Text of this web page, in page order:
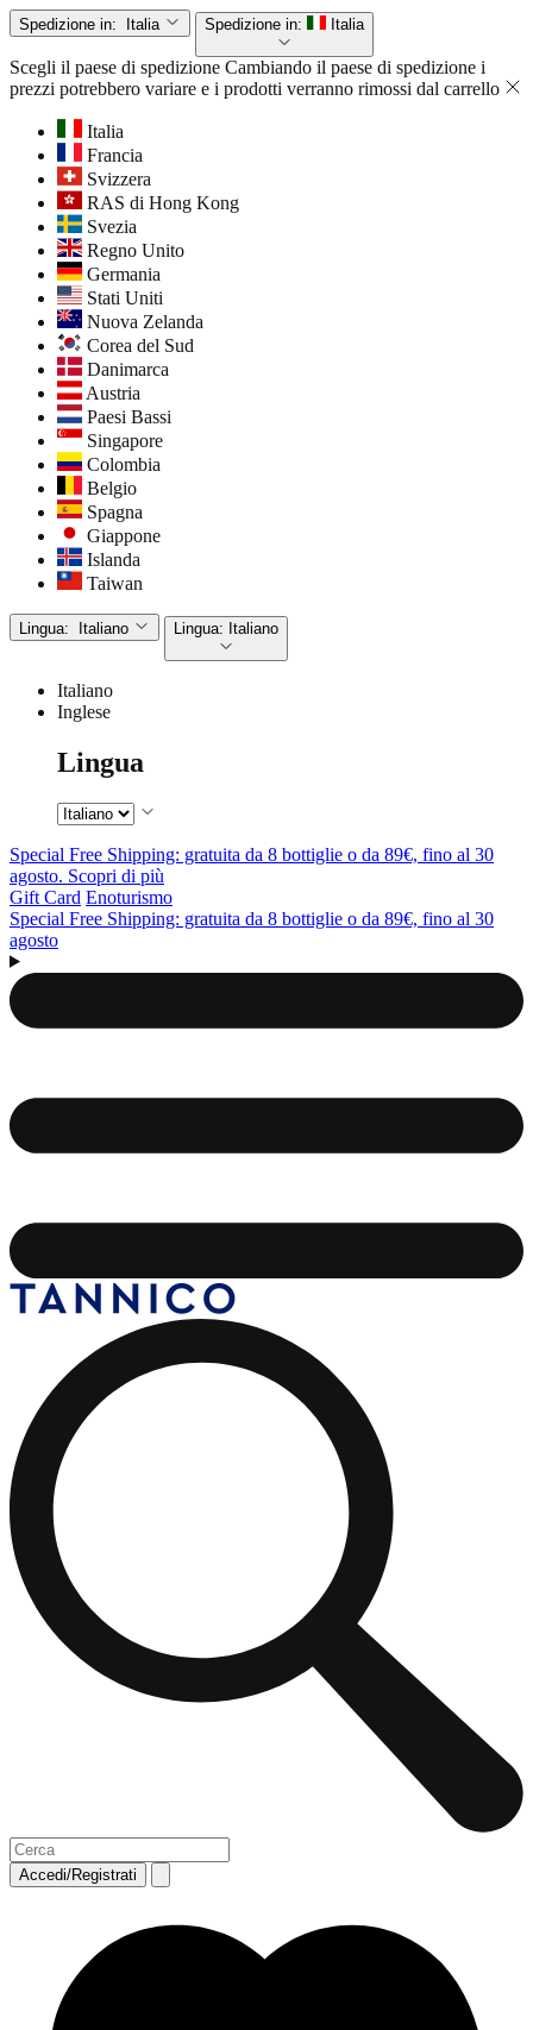
Spedizione in: Italia Spedizione in: Italia
Scegli il paese di spedizione Cambiando il paese di spedizione i
prezzi potrebbero variare e i prodotti verranno rimossi dal carrello
Italia
Francia
Svizzera
RAS di Hong Kong
Svezia
Regno Unito
Germania
Stati Uniti
Nuova Zelanda
Corea del Sud
Danimarca
Austria
Paesi Bassi
Singapore
Colombia
Belgio
Spagna
Giappone
Islanda
Taiwan
Lingua: Italiano Lingua: Italiano
Italiano
Inglese
Lingua
Special Free Shipping: gratuita da 8 bottiglie o da 89€, fino al 30
agosto. Scopri di più
Gift Card Enoturismo
Special Free Shipping: gratuita da 8 bottiglie o da 89€, fino al 30
agosto
Accedi/Registrati